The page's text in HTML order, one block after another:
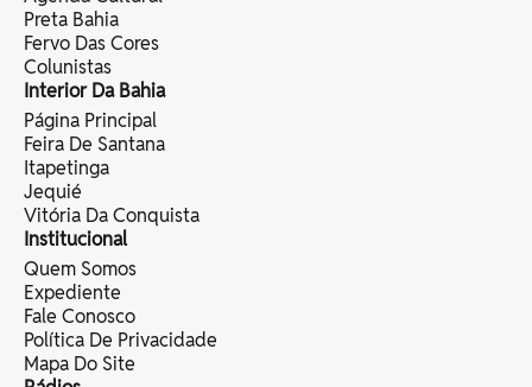
Preta Bahia
Fervo Das Cores
Colunistas
Interior Da Bahia
Página Principal
Feira De Santana
Itapetinga
Jequié
Vitória Da Conquista
Institucional
Quem Somos
Expediente
Fale Conosco
Política De Privacidade
Mapa Do Site